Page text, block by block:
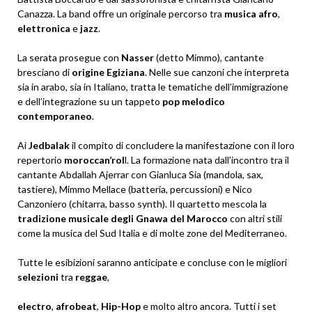
Canazza. La band offre un originale percorso tra musica afro,
elettronica e jazz.
La serata prosegue con Nasser(detto Mimmo), cantante
bresciano di origine Egiziana. Nelle sue canzoni che interpreta
sia in arabo, sia in Italiano, tratta le tematiche dell’immigrazione
e dell’integrazione su un tappeto pop melodico
contemporaneo.
AiJedbalakil compito di concludere la manifestazione con il loro
repertorio moroccan’roll. La formazione nata dall’incontro tra il
cantante Abdallah Ajerrar con Gianluca Sia (mandola, sax,
tastiere), Mimmo Mellace (batteria, percussioni) e Nico
Canzoniero (chitarra, basso synth). Il quartetto mescola la
tradizione musicale degli Gnawa del Marocco con altri stili
come la musica del Sud Italia e di molte zone del Mediterraneo.
Tutte le esibizioni saranno anticipate e concluse con le migliori
selezioni tra reggae,
electro, afrobeat, Hip-Hope molto altro ancora. Tutti i set